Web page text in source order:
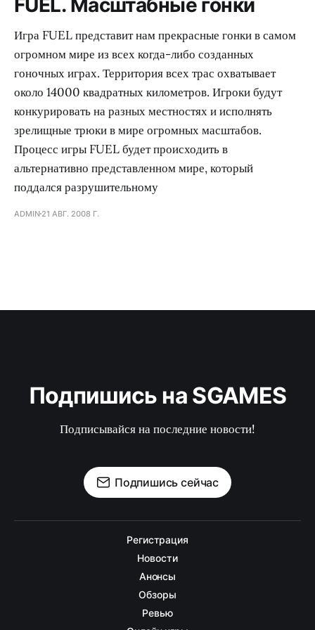
Игра FUEL представит нам прекрасные гонки в самом
огромном мире из всех когда-либо созданных
гоночных играх. Территория всех трас охватывает
около 14000 квадратных километров. Игроки будут
конкурировать на разных местностях и исполнять
зрелищные трюки в мире огромных масштабов.
Процесс игры FUEL будет происходить в
альтернативно представленном мире, который
поддался разрушительному
ADMIN 21 АВГ. 2008 Г.
Подпишись на SGAMES
Подписывайся на последние новости!
Подпишись сейчас
Регистрация
Новости
Анонсы
Обзоры
Ревью